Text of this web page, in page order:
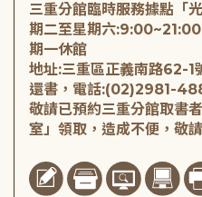
三重分館臨時服務據點「
期二至星期六
期一休館
地址:三重區正義南路62-1
還書，電話:(02)2981-
敬請已預約三重分館取書
室」領取，造成不便，敬